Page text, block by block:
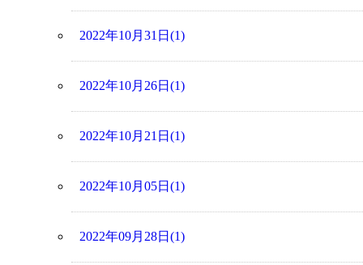
2022年10月31日(1)
2022年10月26日(1)
2022年10月21日(1)
2022年10月05日(1)
2022年09月28日(1)